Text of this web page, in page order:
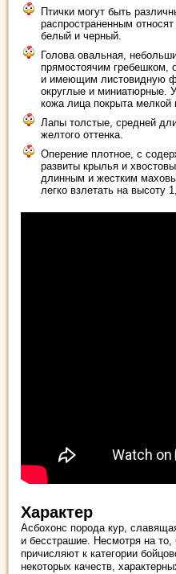
Птички могут быть
распространенным
белый и черный.
Голова овальная,
прямостоячим гребешком,
и имеющим листовидную
округлые и миниатюрные.
кожа лица покрыта мелкой
Лапы толстые, средней
желтого оттенка.
Оперение плотное, с
развиты крылья и
длинным и жестким
легко взлетать на высоту
Характер
Асбохонс порода кур,
и бесстрашие. Несмотря на то,
причисляют к категории
некоторых качеств,